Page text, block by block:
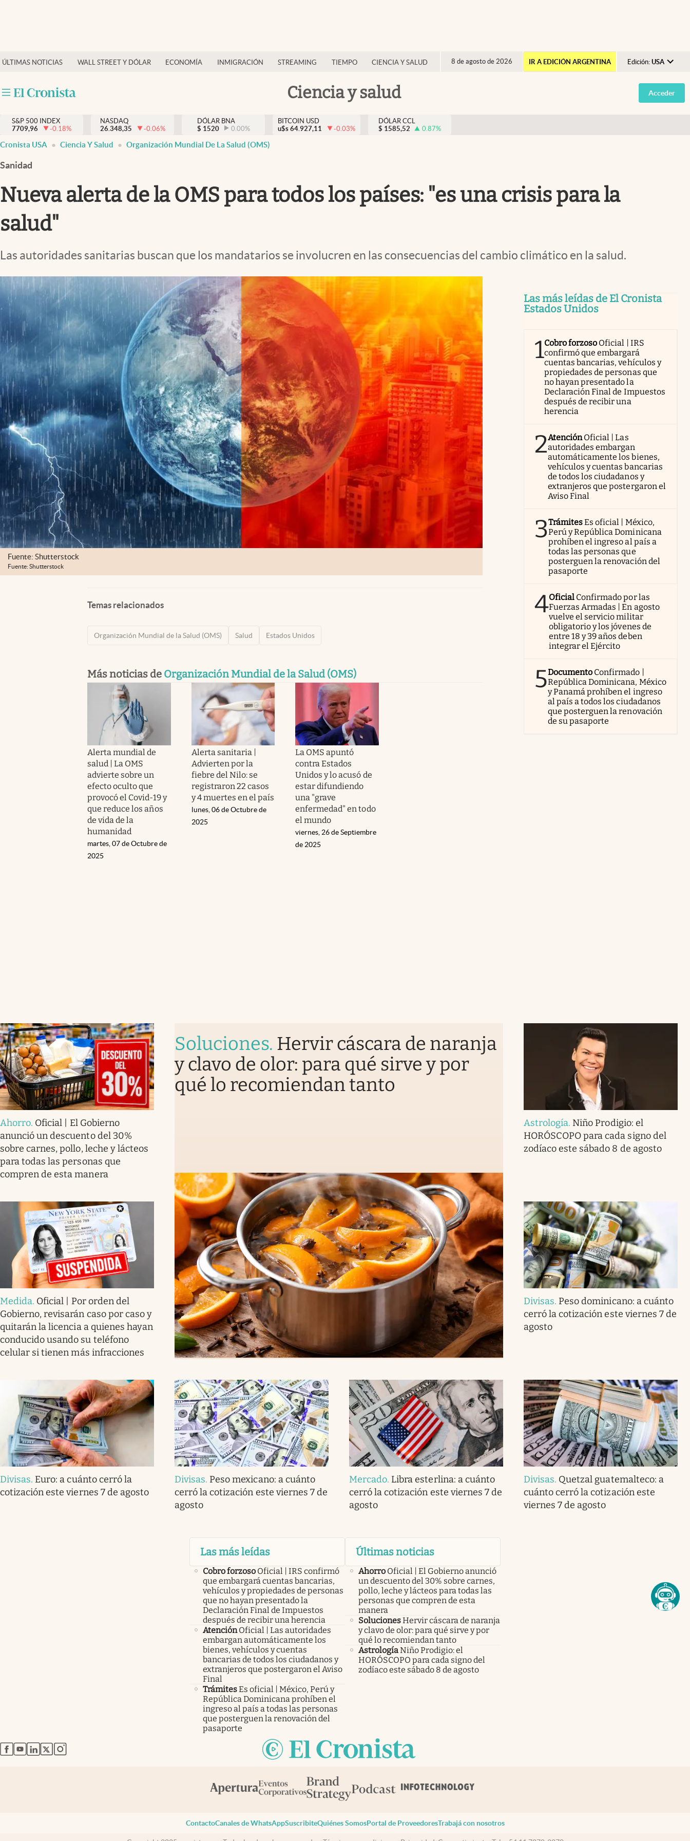
ÚLTIMAS NOTICIAS WALL STREET Y DÓLAR ECONOMÍA INMIGRACIÓN STREAMING TIEMPO CIENCIA Y SALUD 8 de agosto de 2026 IR A EDICIÓN ARGENTINA Edición: USA
Argentina
España
Ciencia y salud
Finanzas y economía
Inmigración
Trending
Streaming
PC y mobile
Acceder
S&P 500 INDEX
7709,96
-0.18%
NASDAQ
26.348,35
-0.06%
DÓLAR BNA
$ 1520 0.00%
BITCOIN USD
u$s 64.927,11 -0.03%
DÓLAR CCL
$ 1585,52 0.87%
Cronista USA Ciencia Y Salud Organización Mundial De La Salud (OMS)
Sanidad
Nueva alerta de la OMS para todos los países: "es una crisis para la
salud"
Las autoridades sanitarias buscan que los mandatarios se involucren en las consecuencias del cambio climático en la salud.
Fuente: Shutterstock
Fuente: Shutterstock
Temas relacionados
Organización Mundial de la Salud (OMS) Salud Estados Unidos
Más noticias de Organización Mundial de la Salud (OMS)
Alerta mundial de
salud | La OMS
advierte sobre un
efecto oculto que
provocó el Covid-19 y
que reduce los años
de vida de la
humanidad
martes, 07 de Octubre de
2025
Alerta sanitaria |
Advierten por la
fiebre del Nilo: se
registraron 22 casos
y 4 muertes en el país
lunes, 06 de Octubre de
2025
La OMS apuntó
contra Estados
Unidos y lo acusó de
estar difundiendo
una "grave
enfermedad" en todo
el mundo
viernes, 26 de Septiembre
de 2025
Las más leídas de El Cronista
Estados Unidos
1Cobro forzoso Oficial | IRS
confirmó que embargará
cuentas bancarias, vehículos y
propiedades de personas que
no hayan presentado la
Declaración Final de Impuestos
después de recibir una
herencia
2AtenciónOficial | Las
autoridades embargan
automáticamente los bienes,
vehículos y cuentas bancarias
de todos los ciudadanos y
extranjeros que postergaron el
Aviso Final
3TrámitesEs oficial | México,
Perú y República Dominicana
prohíben el ingreso al país a
todas las personas que
posterguen la renovación del
pasaporte
4Oficial Confirmado por las
Fuerzas Armadas | En agosto
vuelve el servicio militar
obligatorio y los jóvenes de
entre 18 y 39 años deben
integrar el Ejército
5Documento Confirmado |
República Dominicana, México
y Panamá prohíben el ingreso
al país a todos los ciudadanos
que posterguen la renovación
de su pasaporte
Ahorro. Oficial | El Gobierno
anunció un descuento del 30%
sobre carnes, pollo, leche y lácteos
para todas las personas que
compren de esta manera
Soluciones. Hervir cáscara de naranja
y clavo de olor: para qué sirve y por
qué lo recomiendan tanto
Astrología. Niño Prodigio: el
HORÓSCOPO para cada signo del
zodíaco este sábado 8 de agosto
Medida. Oficial | Por orden del
Gobierno, revisarán caso por caso y
quitarán la licencia a quienes hayan
conducido usando su teléfono
celular si tienen más infracciones
Divisas. Peso dominicano: a cuánto
cerró la cotización este viernes 7 de
agosto
Divisas. Euro: a cuánto cerró la
cotización este viernes 7 de agosto
Divisas. Peso mexicano: a cuánto
cerró la cotización este viernes 7 de
agosto
Mercado. Libra esterlina: a cuánto
cerró la cotización este viernes 7 de
agosto
Divisas. Quetzal guatemalteco: a
cuánto cerró la cotización este
viernes 7 de agosto
Las más leídas
Cobro forzoso Oficial | IRS confirmó
que embargará cuentas bancarias,
vehículos y propiedades de personas
que no hayan presentado la
Declaración Final de Impuestos
después de recibir una herencia
Atención Oficial | Las autoridades
embargan automáticamente los
bienes, vehículos y cuentas
bancarias de todos los ciudadanos y
extranjeros que postergaron el Aviso
Final
TrámitesEs oficial | México, Perú y
República Dominicana prohíben el
ingreso al país a todas las personas
que posterguen la renovación del
pasaporte
Últimas noticias
Ahorro Oficial | El Gobierno anunció
un descuento del 30% sobre carnes,
pollo, leche y lácteos para todas las
personas que compren de esta
manera
SolucionesHervir cáscara de naranja
y clavo de olor: para qué sirve y por
qué lo recomiendan tanto
AstrologíaNiño Prodigio: el
HORÓSCOPO para cada signo del
zodíaco este sábado 8 de agosto
abre en nueva pestaña
abre en nueva pestaña
abre en nueva pestaña
abre en nueva pestaña
abre en nueva pestaña
ContactoCanales de WhatsAppSuscribiteQuiénes SomosPortal de ProveedoresTrabajá con nosotros